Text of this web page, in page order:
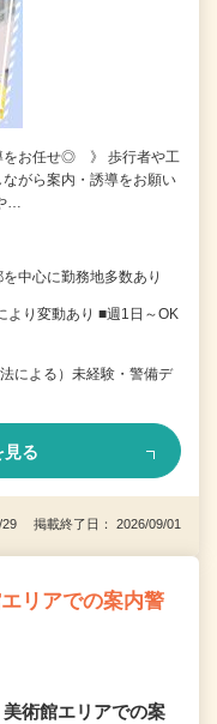
をお任せ◎ 》 歩行者や工
がら案内・誘導をお願い
…
中心に勤務地多数あり
より変動あり ■週1日～OK
による）未経験・警備デ
見る
29 掲載終了日： 2026/09/01
リアでの案内警
術館エリアでの案